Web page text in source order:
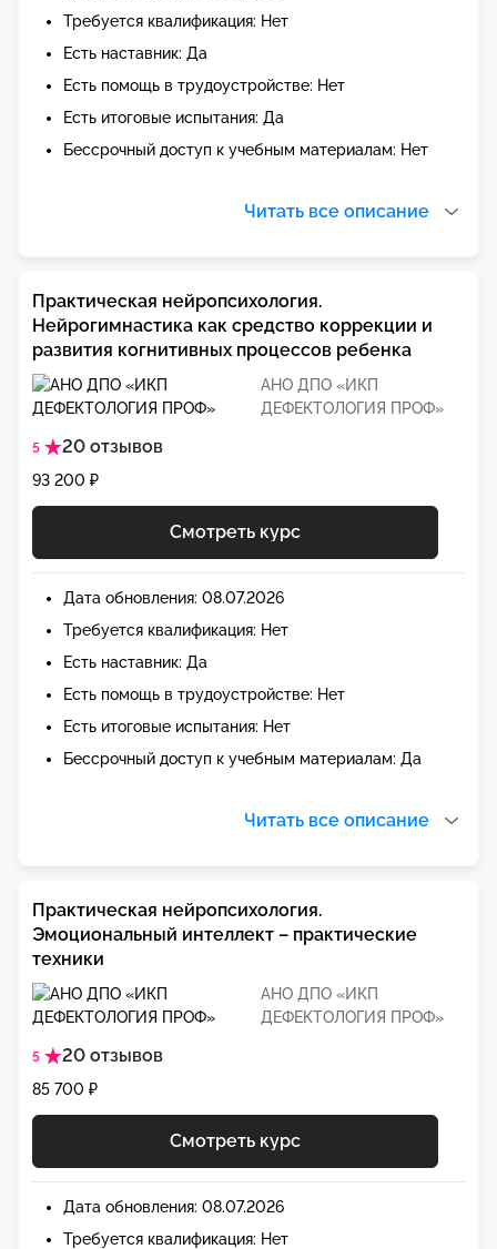
Требуется квалификация: Нет
Есть наставник: Да
Есть помощь в трудоустройстве: Нет
Есть итоговые испытания: Да
Бессрочный доступ к учебным материалам: Нет
Читать все описание
АНО ДПО «ИКП
ДЕФЕКТОЛОГИЯ ПРОФ»
5 20 отзывов
Практическая нейропсихология.
Нейрогимнастика как средство коррекции и
развития когнитивных процессов ребенка
93 200 ₽
Смотреть курс
Дата обновления: 08.07.2026
Требуется квалификация: Нет
Есть наставник: Да
Есть помощь в трудоустройстве: Нет
Есть итоговые испытания: Нет
Бессрочный доступ к учебным материалам: Да
Читать все описание
АНО ДПО «ИКП
ДЕФЕКТОЛОГИЯ ПРОФ»
5 20 отзывов
Практическая нейропсихология.
Эмоциональный интеллект – практические
техники
85 700 ₽
Смотреть курс
Дата обновления: 08.07.2026
Требуется квалификация: Нет